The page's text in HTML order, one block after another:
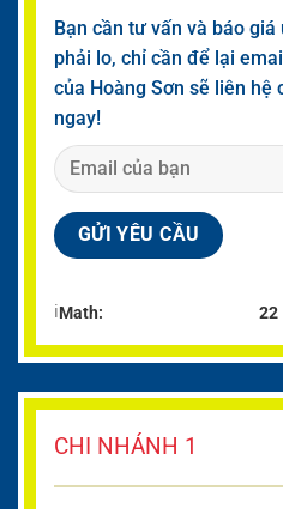
Bạn cần tư vấn và báo giá
phải lo, chỉ cần để lại
của Hoàng Sơn sẽ liên hệ
ngay!
ℹMath: 22
CHI NHÁNH 1